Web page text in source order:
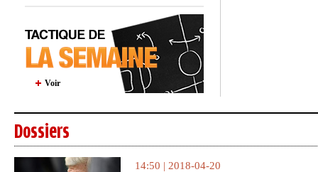
Voir
Dossiers
14:50 | 2018-04-20